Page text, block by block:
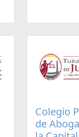
Colegio
de